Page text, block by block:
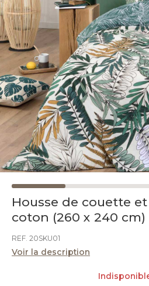
Housse de couette
coton (260 x 240
REF. 20SKU01
Voir la description